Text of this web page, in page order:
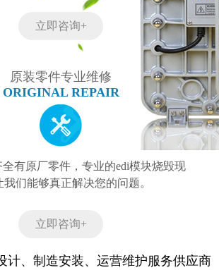
立即咨询+
原装零件专业维修
ORIGINAL REPAIR
有原厂零件，专业的edi模块烧毁现
我们能够真正解决您的问题。
立即咨询+
计、制造安装、运营维护服务供应商